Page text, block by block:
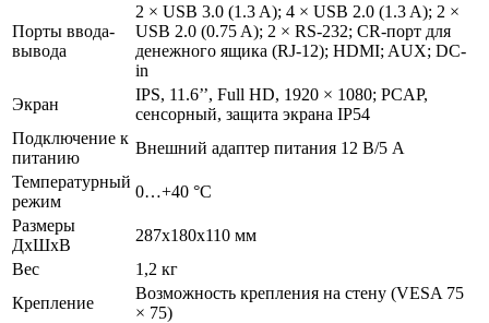
Порты ввода-
вывода
2 × USB 3.0 (1.3 A); 4 × USB 2.0 (1.3 A); 2 ×
USB 2.0 (0.75 A); 2 × RS-232; CR-порт для
денежного ящика (RJ-12); HDMI; AUX; DC-
in
Экран
IPS, 11.6’’, Full HD, 1920 × 1080; PCAP,
сенсорный, защита экрана IP54
Подключение к
питанию
Внешний адаптер питания 12 В/5 А
Температурный
режим
0…+40 °C
Размеры
ДхШхВ
287х180х110 мм
Вес
1,2 кг
Крепление
Возможность крепления на стену (VESA 75
× 75)